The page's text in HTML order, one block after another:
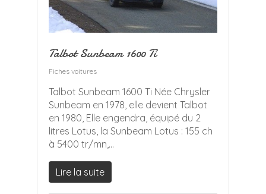
Talbot Sunbeam 1600 Ti
Fiches voitures
Talbot Sunbeam 1600 Ti Née Chrysler
Sunbeam en 1978, elle devient Talbot
en 1980, Elle engendra, équipé du 2
litres Lotus, la Sunbeam Lotus : 155 ch
à 5400 tr/mn,...
Lire la suite